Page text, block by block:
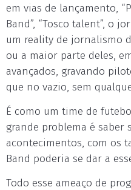
em vias de lançamento,
Band”, “Tosco talent”, o
um reality de jornalismo
ou a maior parte deles,
avançados, gravando
que no vazio, sem
É como um time de
grande problema é saber
acontecimentos, com os
Band poderia se dar a
Todo esse ameaço de